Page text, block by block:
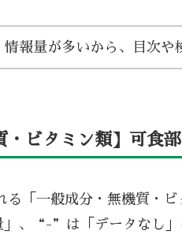
情報量が多いから、目次や
・ビタミン類】可食
る「一般成分・無機質・ビ
、“-”は「データなし」